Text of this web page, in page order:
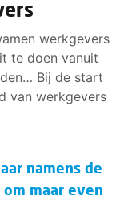
werkgevers
te doen vanuit
Bij de start
van werkgevers
namens de
om maar even